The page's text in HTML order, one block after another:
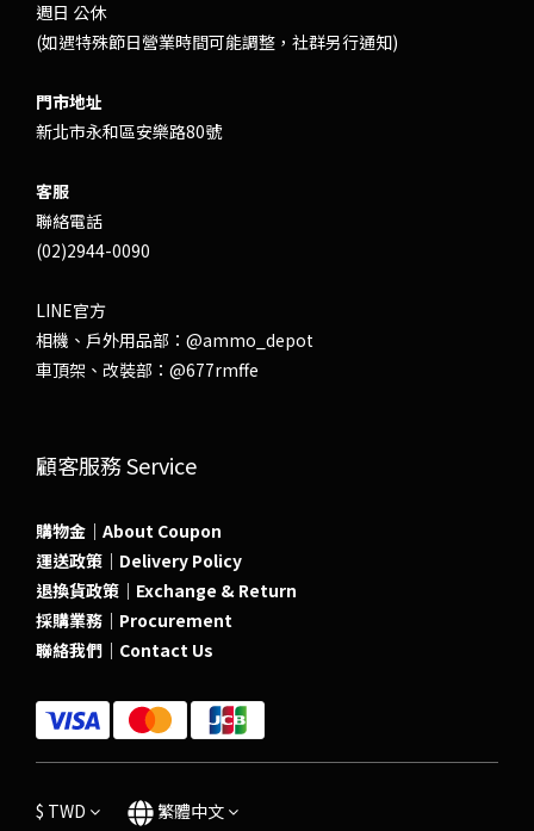
週日 公休
(如遇特殊節日營業時間可能調整，社群另行通知)
門市地址
新北市永和區安樂路80號
客服
聯絡電話
(02)2944-0090
LINE官方
相機、戶外用品部： @ammo_depot
車頂架、改裝部： @677rmffe
顧客服務 Service
購物金｜About Coupon
運送政策｜Delivery Policy
退換貨政策｜Exchange & Return
採購業務｜Procurement
聯絡我們｜Contact Us
$ TWD 繁體中文